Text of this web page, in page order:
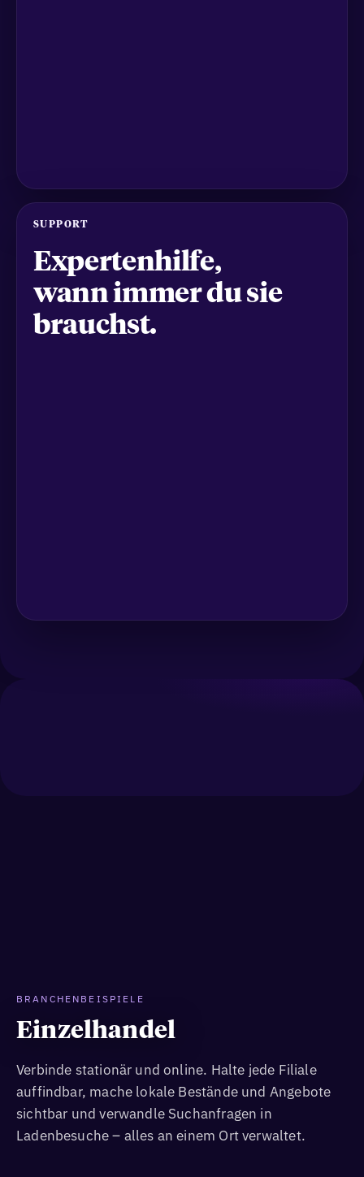
SUPPORT
Expertenhilfe,
wann immer du sie
brauchst.
BRANCHENBEISPIELE
Einzelhandel
Verbinde stationär und online. Halte jede Filiale
auffindbar, mache lokale Bestände und Angebote
sichtbar und verwandle Suchanfragen in
Ladenbesuche – alles an einem Ort verwaltet.